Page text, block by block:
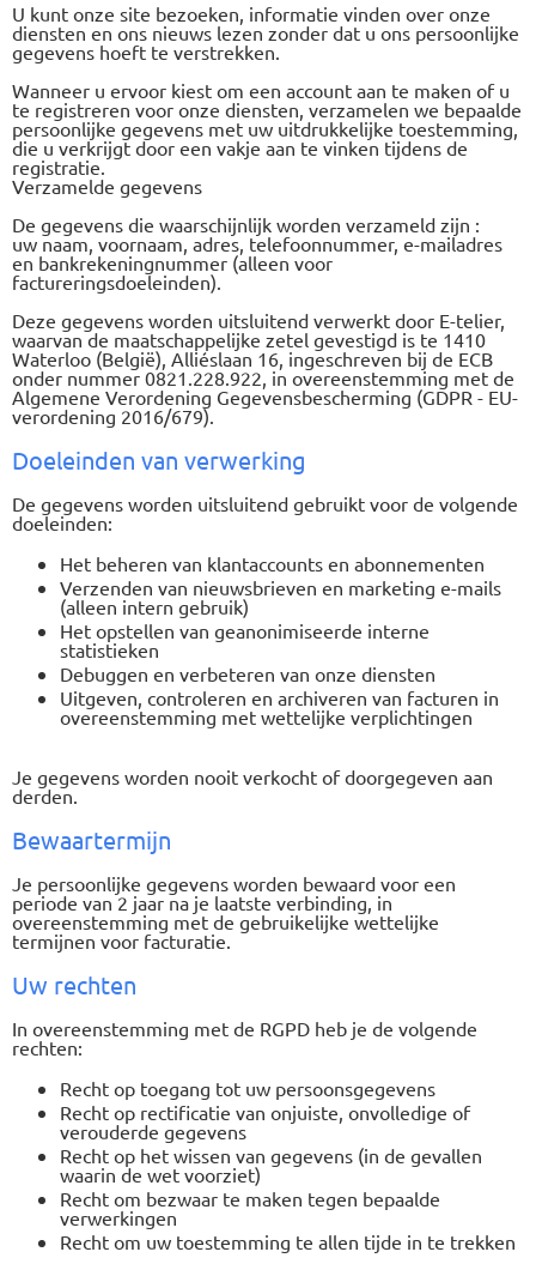
U kunt onze site bezoeken, informatie vinden over onze
diensten en ons nieuws lezen zonder dat u ons persoonlijke
gegevens hoeft te verstrekken.
Wanneer u ervoor kiest om een account aan te maken of u
te registreren voor onze diensten, verzamelen we bepaalde
persoonlijke gegevens met uw uitdrukkelijke toestemming,
die u verkrijgt door een vakje aan te vinken tijdens de
registratie.
Verzamelde gegevens
De gegevens die waarschijnlijk worden verzameld zijn :
uw naam, voornaam, adres, telefoonnummer, e-mailadres
en bankrekeningnummer (alleen voor
factureringsdoeleinden).
Deze gegevens worden uitsluitend verwerkt door E-telier,
waarvan de maatschappelijke zetel gevestigd is te 1410
Waterloo (België), Alliéslaan 16, ingeschreven bij de ECB
onder nummer 0821.228.922, in overeenstemming met de
Algemene Verordening Gegevensbescherming (GDPR - EU-
verordening 2016/679).
Doeleinden van verwerking
De gegevens worden uitsluitend gebruikt voor de volgende
doeleinden:
Het beheren van klantaccounts en abonnementen
Verzenden van nieuwsbrieven en marketing e-mails
(alleen intern gebruik)
Het opstellen van geanonimiseerde interne
statistieken
Debuggen en verbeteren van onze diensten
Uitgeven, controleren en archiveren van facturen in
overeenstemming met wettelijke verplichtingen
Je gegevens worden nooit verkocht of doorgegeven aan
derden.
Bewaartermijn
Je persoonlijke gegevens worden bewaard voor een
periode van 2 jaar na je laatste verbinding, in
overeenstemming met de gebruikelijke wettelijke
termijnen voor facturatie.
Uw rechten
In overeenstemming met de RGPD heb je de volgende
rechten:
Recht op toegang tot uw persoonsgegevens
Recht op rectificatie van onjuiste, onvolledige of
verouderde gegevens
Recht op het wissen van gegevens (in de gevallen
waarin de wet voorziet)
Recht om bezwaar te maken tegen bepaalde
verwerkingen
Recht om uw toestemming te allen tijde in te trekken